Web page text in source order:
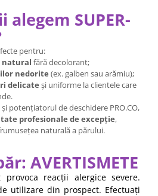
SUPER-
pentru:
natural fără decolorant;
nedorite (ex. galben sau arămiu);
delicate și uniforme la clientele care
potențiatorul de deschidere PRO.CO,
profesionale de excepție,
naturală a părului.
AVERTISMETE
reacții alergice severe.
utilizare din prospect. Efectuați